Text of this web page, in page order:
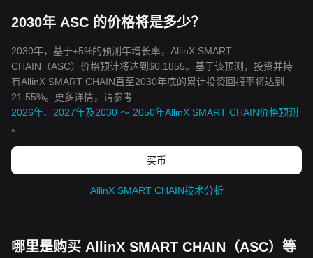
2030年 ASC 的价格将是多少？
2030年，基于+5%的预测年增长率，AllinX SMART
CHAIN（ASC）价格预计将达到$0.1855。基于该预测，投资并持
有AllinX SMART CHAIN直至2030年底的累计投资回报率将达到
21.55%。更多详情，请参考
2026年、2027年及2030 ～ 2050年AllinX SMART CHAIN价格预测
。
买币
AllinX SMART CHAIN技术分析
哪里是购买 AllinX SMART CHAIN（ASC）等